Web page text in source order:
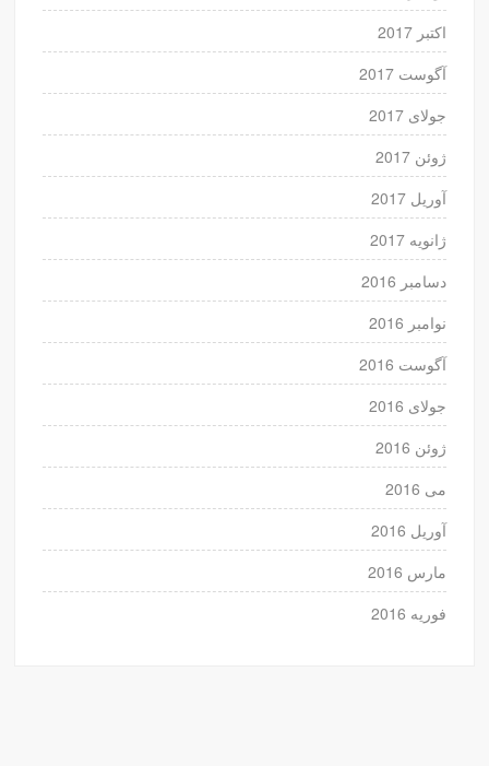
اکتبر 2017
آگوست 2017
جولای 2017
ژوئن 2017
آوریل 2017
ژانویه 2017
دسامبر 2016
نوامبر 2016
آگوست 2016
جولای 2016
ژوئن 2016
می 2016
آوریل 2016
مارس 2016
فوریه 2016